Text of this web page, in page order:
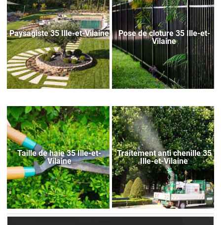
Paysagiste 35 Ille-et-Vilaine
Pose de cloture 35 Ille-et-
Vilaine
Taille de haie 35 Ille-et-
Vilaine
Traitement anti chenille 35
Ille-et-Vilaine